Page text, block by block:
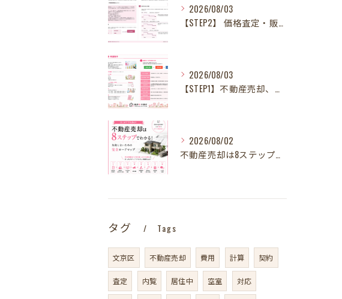
2026/08/03
【STEP2】 価格査定・販売方法のご提案
2026/08/03
【STEP1】不動産売却、何から始める？失敗しないために最初に整理したい3～4つのこと
2026/08/02
不動産売却は8ステップでわかる！ 失敗しないための完全ロードマップ
タグ Tags
文京区 不動産売却 費用 計算 契約
査定 内覧 居住中 空室 対応